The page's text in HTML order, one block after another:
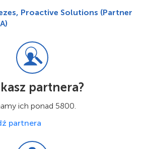
Proactive Solutions (Partner
partnera?
ich ponad 5800.
partnera